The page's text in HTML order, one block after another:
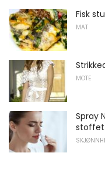
Fisk
MAT
MOTE
Spray
stoffet